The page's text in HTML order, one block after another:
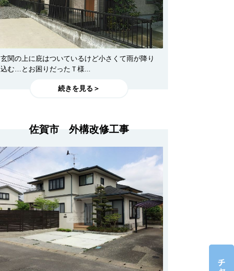
玄関の上に庇はついているけど小さくて雨が降り
込む…とお困りだったＴ様...
続きを見る＞
佐賀市 外構改修工事